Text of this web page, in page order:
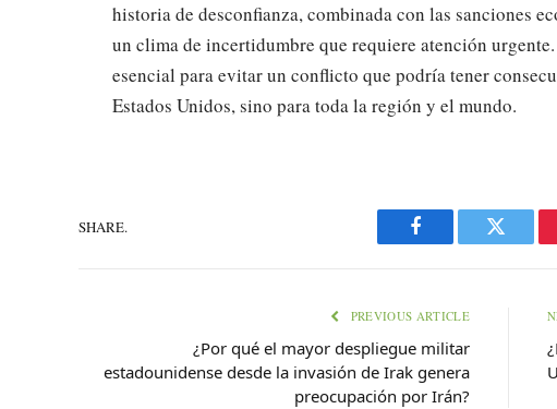
historia de desconfianza, combinada con las sanciones
un clima de incertidumbre que requiere atención
esencial para evitar un conflicto que podría tener
Estados Unidos, sino para toda la región y el mundo.
SHARE.
Facebook Twitter
PREVIOUS ARTICLE
¿Por qué el mayor despliegue militar
estadounidense desde la invasión de Irak genera
preocupación por Irán?